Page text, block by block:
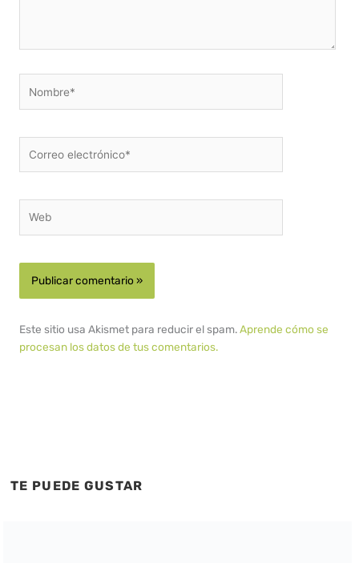
electrónico*
Este sitio usa Akismet para reducir el spam.Aprende cómo se
procesan los datos de tus comentarios.
TE PUEDE GUSTAR